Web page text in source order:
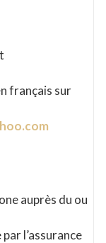
français sur
auprès du ou
l’assurance